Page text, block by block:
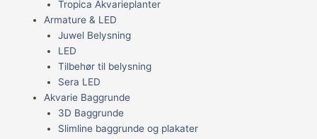
Tropica Akvarieplanter
Armature & LED
Juwel Belysning
LED
Tilbehør til belysning
Sera LED
Akvarie Baggrunde
3D Baggrunde
Slimline baggrunde og plakater